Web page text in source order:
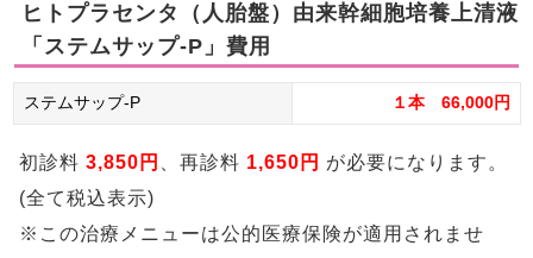
ヒトプラセンタ（人胎盤）由来幹細胞培養上清液
「ステムサップ-P」費用
ステムサップ-P １本 66,000円
初診料 3,850円 、再診料 1,650円 が必要になります。
(全て税込表示)
※この治療メニューは公的医療保険が適用されませ